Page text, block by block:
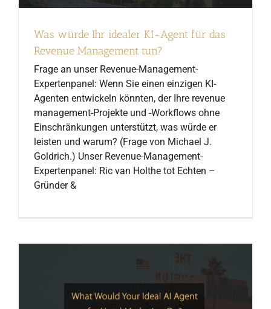
Was würde Ihr idealer KI-Agent für das
Revenue Management tun?
Frage an unser Revenue-Management-
Expertenpanel: Wenn Sie einen einzigen KI-
Agenten entwickeln könnten, der Ihre revenue
management-Projekte und -Workflows ohne
Einschränkungen unterstützt, was würde er
leisten und warum? (Frage von Michael J.
Goldrich.) Unser Revenue-Management-
Expertenpanel: Ric van Holthe tot Echten –
Gründer &